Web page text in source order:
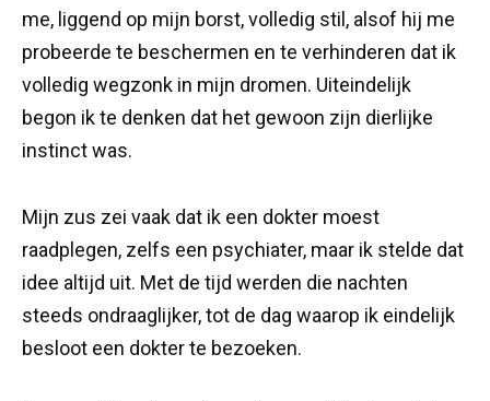
me, liggend op mijn borst, volledig stil, alsof hij me
probeerde te beschermen en te verhinderen dat ik
volledig wegzonk in mijn dromen. Uiteindelijk
begon ik te denken dat het gewoon zijn dierlijke
instinct was.
Mijn zus zei vaak dat ik een dokter moest
raadplegen, zelfs een psychiater, maar ik stelde dat
idee altijd uit. Met de tijd werden die nachten
steeds ondraaglijker, tot de dag waarop ik eindelijk
besloot een dokter te bezoeken.